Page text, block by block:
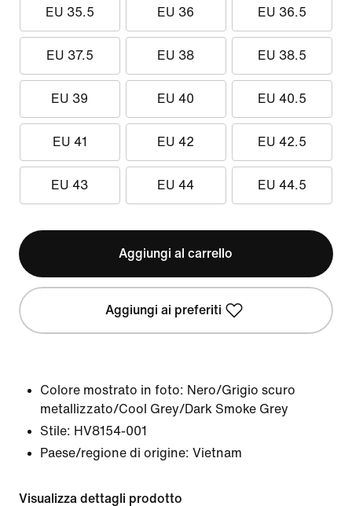
EU 35.5 EU 36 EU 36.5
EU 37.5 EU 38 EU 38.5
EU 39 EU 40 EU 40.5
EU 41 EU 42 EU 42.5
EU 43 EU 44 EU 44.5
Aggiungi al carrello
Aggiungi ai preferiti
Colore mostrato in foto: Nero/Grigio scuro
metallizzato/Cool Grey/Dark Smoke Grey
Stile: HV8154-001
Paese/regione di origine: Vietnam
Visualizza dettagli prodotto